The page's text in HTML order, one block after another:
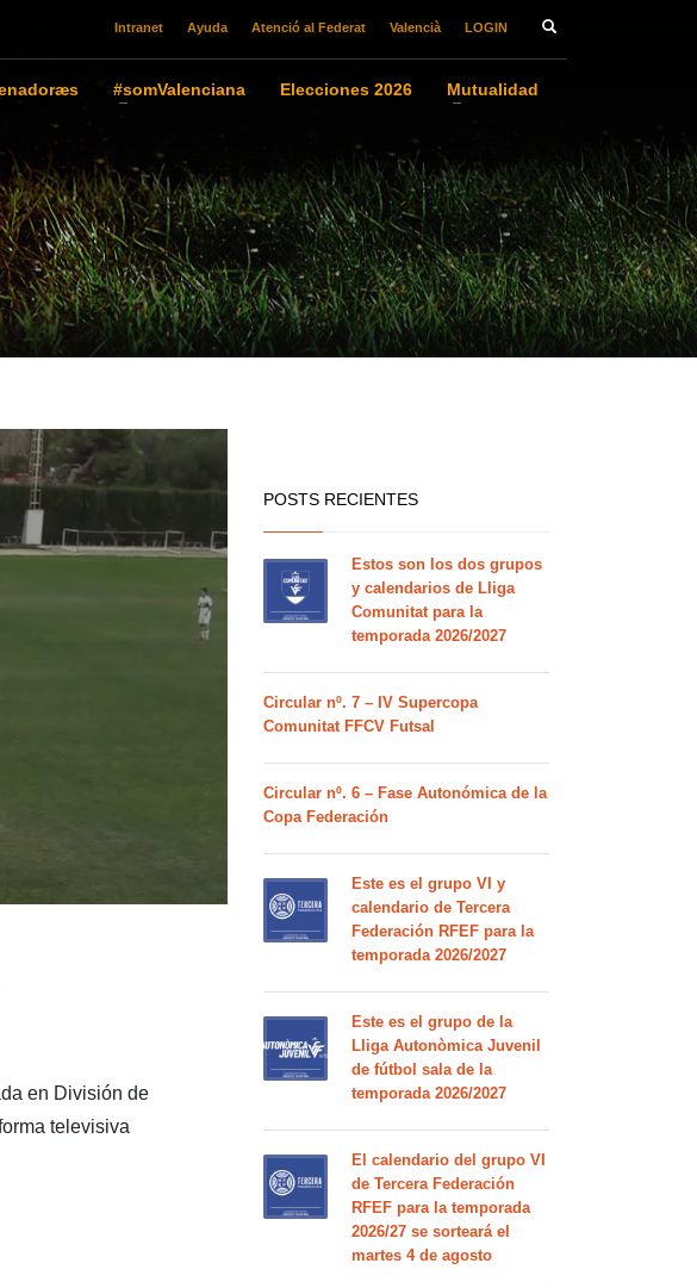
Intranet Ayuda Atenció al Federat Valencià LOGIN
#somValenciana Elecciones 2026
Mutualidad
en División de
televisiva
POSTS RECIENTES
Estos son los dos grupos
y calendarios de Lliga
Comunitat para la
temporada 2026/2027
Circular nº. 7 – IV Supercopa
Comunitat FFCV Futsal
Circular nº. 6 – Fase Autonómica de la
Copa Federación
Este es el grupo VI y
calendario de Tercera
Federación RFEF para la
temporada 2026/2027
Este es el grupo de la
Lliga Autonòmica Juvenil
de fútbol sala de la
temporada 2026/2027
El calendario del grupo VI
de Tercera Federación
RFEF para la temporada
2026/27 se sorteará el
martes 4 de agosto